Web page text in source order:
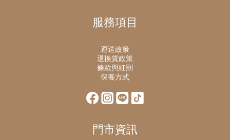
服務項目
運送政策
退換貨政策
條款與細則
保養方式
門市資訊